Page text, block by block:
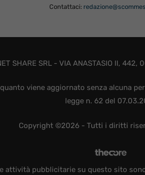
Contattaci:
SHARE SRL - VIA ANASTASIO II,
viene aggiornato senza alcuna
legge n. 62 del
Copyright ©2026 - Tutti i diritti
attività pubblicitarie su questo sito